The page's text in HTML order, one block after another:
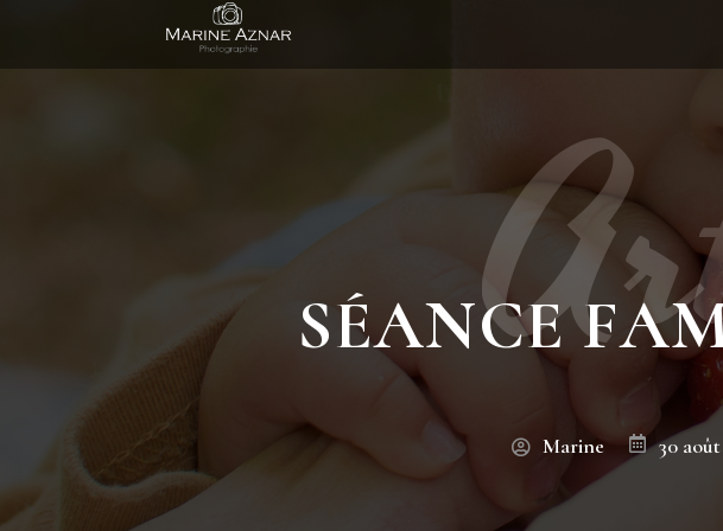
Séance famille à
SÉANCE
Marine 30 août